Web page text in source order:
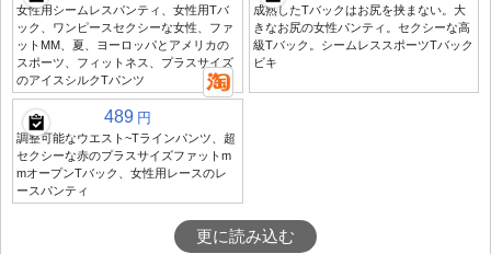
女性用シームレスパンティ、女性用Tバ
ック、ワンピースセクシーな女性、ファ
ットMM、夏、ヨーロッパとアメリカの
スポーツ、フィットネス、プラスサイズ
のアイスシルクTパンツ
成熟したTバックはお尻を挟まない。大
きなお尻の女性パンティ。セクシーな高
級Tバック。シームレススポーツTバック
ビキ
489 円
調整可能なウエスト~Tラインパンツ、超
セクシーな赤のプラスサイズファットm
mオープンTバック、女性用レースのレ
ースパンティ
更に読み込む